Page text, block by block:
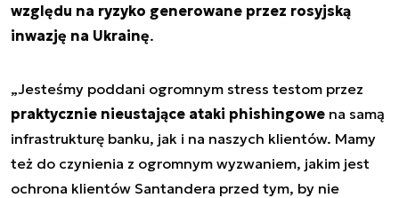
względu na ryzyko generowane przez rosyjską
inwazję na Ukrainę.
„Jesteśmy poddani ogromnym stress testom przez
praktycznie nieustające ataki phishingowe na samą
infrastrukturę banku, jak i na naszych klientów. Mamy
też do czynienia z ogromnym wyzwaniem, jakim jest
ochrona klientów Santandera przed tym, by nie